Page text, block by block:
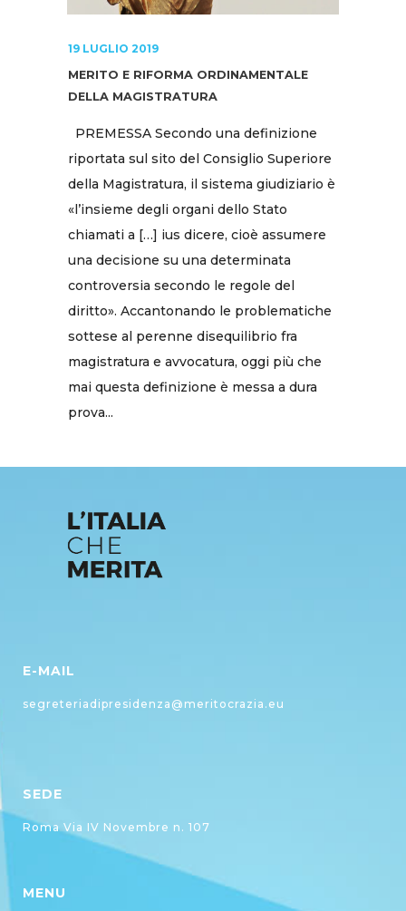
19 LUGLIO 2019
MERITO E RIFORMA ORDINAMENTALE
DELLA MAGISTRATURA
PREMESSA Secondo una definizione
riportata sul sito del Consiglio Superiore
della Magistratura, il sistema giudiziario è
«l’insieme degli organi dello Stato
chiamati a […] ius dicere, cioè assumere
una decisione su una determinata
controversia secondo le regole del
diritto». Accantonando le problematiche
sottese al perenne disequilibrio fra
magistratura e avvocatura, oggi più che
mai questa definizione è messa a dura
prova...
E-MAIL
segreteriadipresidenza@meritocrazia.eu
SEDE
Roma Via IV Novembre n. 107
MENU